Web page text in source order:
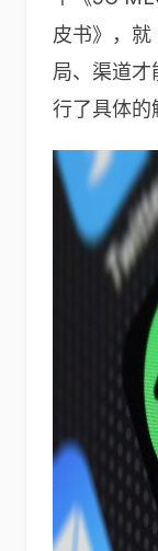
皮书》，
局、渠道才
行了具体的